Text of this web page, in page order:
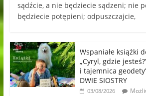
sądźcie, a nie będziecie sądzeni; nie
będziecie potępieni; odpuszczajcie,
Wspaniałe książki
„Cyryl, gdzie
i tajemnica
DWIE SIOSTRY
03/08/2026